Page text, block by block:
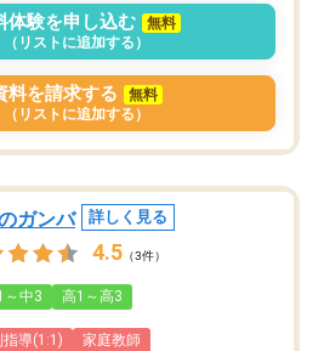
標を見つける事が出来ま
体験を申し込む
無料
（リストに追加する）
料を請求する
無料
（リストに追加する）
ガンバ 詳しく見る
4.5 （3件）
～中3 高1～高3
導(1:1) 家庭教師